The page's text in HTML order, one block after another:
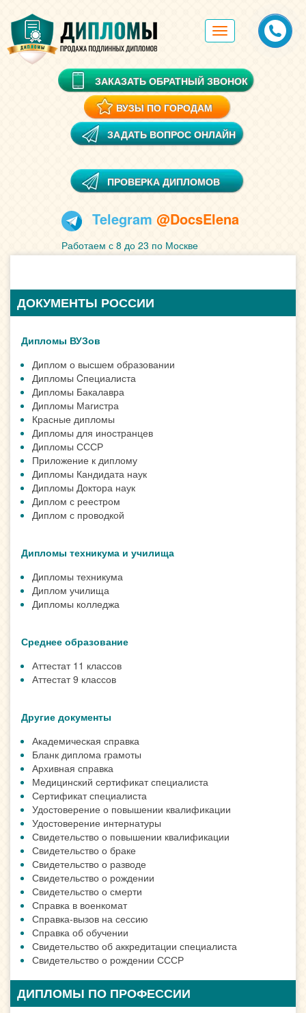
Toggle
navigation
ЗАКАЗАТЬ ОБРАТНЫЙ ЗВОНОК
ВУЗЫ ПО ГОРОДАМ
ЗАДАТЬ ВОПРОС ОНЛАЙН
ПРОВЕРКА ДИПЛОМОВ
Telegram @DocsElena
Работаем с 8 до 23 по Москве
ДОКУМЕНТЫ РОССИИ
Дипломы ВУЗов
Диплом о высшем образовании
Дипломы Cпециалиста
Дипломы Бакалавра
Дипломы Магистра
Красные дипломы
Дипломы для иностранцев
Дипломы СССР
Приложение к диплому
Дипломы Кандидата наук
Дипломы Доктора наук
Диплом с реестром
Диплом с проводкой
Дипломы техникума и училища
Дипломы техникума
Диплом училища
Дипломы колледжа
Среднее образование
Аттестат 11 классов
Аттестат 9 классов
Другие документы
Академическая справка
Бланк диплома грамоты
Архивная справка
Медицинский сертификат специалиста
Сертификат специалиста
Удостоверение о повышении квалификации
Удостоверение интернатуры
Свидетельство о повышении квалификации
Свидетельство о браке
Свидетельство о разводе
Свидетельство о рождении
Свидетельство о смерти
Справка в военкомат
Справка-вызов на сессию
Справка об обучении
Свидетельство об аккредитации специалиста
Свидетельство о рождении СССР
ДИПЛОМЫ ПО ПРОФЕССИИ